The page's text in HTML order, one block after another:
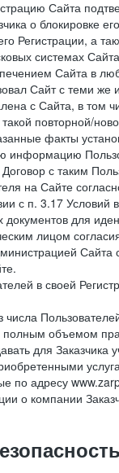
Сайта
о блокировке
Регистрации, а
системах
Сайта в
Сайт с теми
с Сайта, в том
повторной/
факты
информацию
с таким
на Сайте
с п. 3.17 Условий
для
лицом
в своей
числа
полным объемом
для
по адресу
о компании